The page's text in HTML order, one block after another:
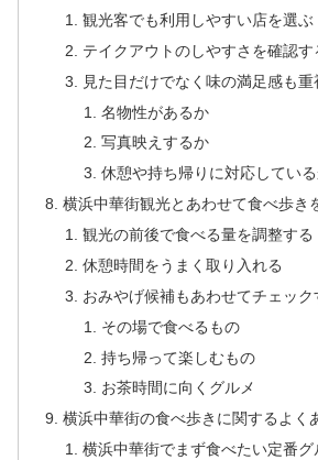
観光客でも利用しやすい店を選ぶ
テイクアウトのしやすさを確認す
見た目だけでなく味の満足感も重
名物性があるか
写真映えするか
休憩や持ち帰りに対応してい
横浜中華街観光とあわせて食べ歩き
観光の前後で食べる量を調整する
休憩時間をうまく取り入れる
おみやげ候補もあわせてチェック
その場で食べるもの
持ち帰って楽しむもの
お茶時間に向くグルメ
横浜中華街の食べ歩きに関するよく
横浜中華街でまず食べたい定番